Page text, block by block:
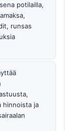
potilailla,
runsas
hinnoista ja